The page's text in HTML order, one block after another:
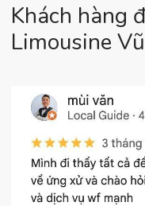
Khách hàng
Limousine